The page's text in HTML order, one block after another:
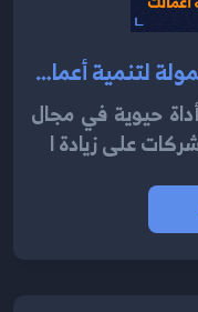
استخدام منصات التسويق بالعمولة لتنمية أعمالك 2024
حيوية في مجال
على زيادة ا